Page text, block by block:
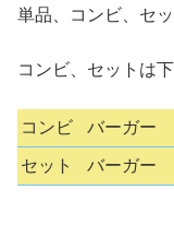
単品、コンビ、セ
コンビ、セットは
コンビ バーガー
セット バーガー